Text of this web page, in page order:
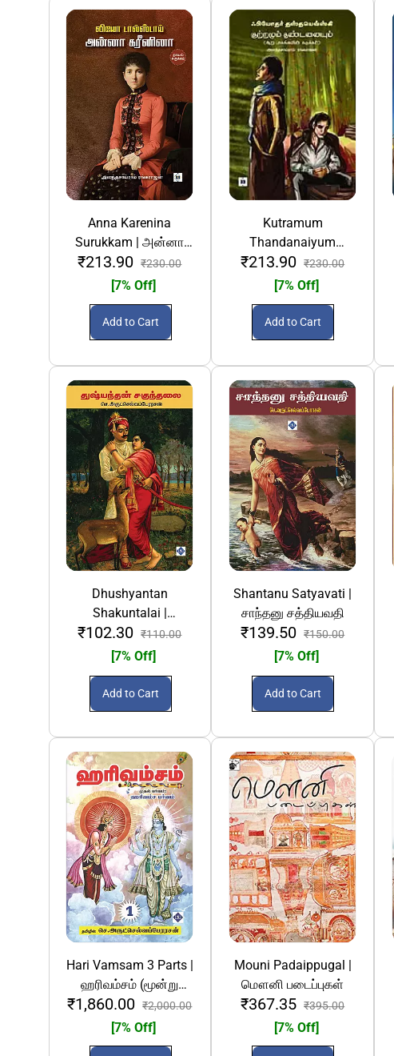
Anna Karenina
Surukkam | அன்னா
கரீனினா சுருக்கம்
₹213.90 ₹230.00
[7% Off]
Add to Cart
Kutramum
Thandanaiyum
Surukkam | குற்றமும்
தண்டனையும் சுருக்கம்
₹213.90 ₹230.00
[7% Off]
Add to Cart
Dhushyantan
Shakuntalai |
துஷ்யந்தன் சகுந்தலை
₹102.30 ₹110.00
[7% Off]
Add to Cart
Shantanu Satyavati |
சாந்தனு சத்தியவதி
₹139.50 ₹150.00
[7% Off]
Add to Cart
Hari Vamsam 3 Parts |
ஹரிவம்சம் (மூன்று
பாகங்கள்)
₹1,860.00 ₹2,000.00
[7% Off]
Mouni Padaippugal |
மௌனி படைப்புகள்
₹367.35 ₹395.00
[7% Off]